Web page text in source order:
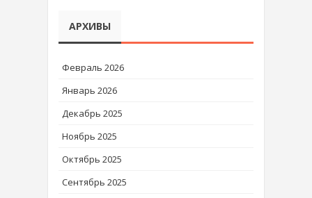
АРХИВЫ
Февраль 2026
Январь 2026
Декабрь 2025
Ноябрь 2025
Октябрь 2025
Сентябрь 2025